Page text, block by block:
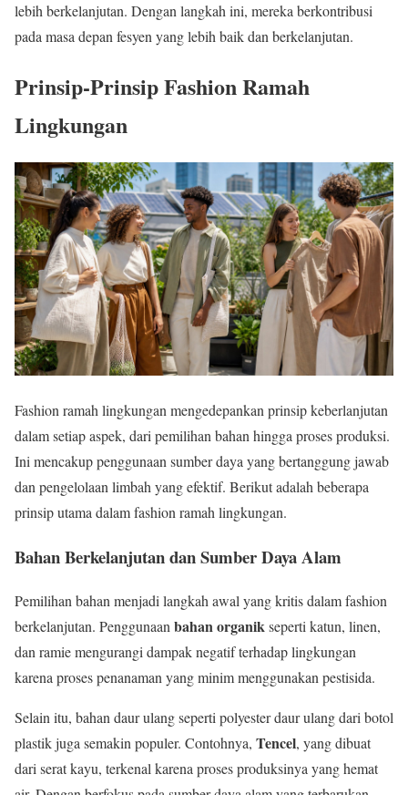
lebih berkelanjutan. Dengan langkah ini, mereka berkontribusi
pada masa depan fesyen yang lebih baik dan berkelanjutan.
Prinsip-Prinsip Fashion Ramah
Lingkungan
Fashion ramah lingkungan mengedepankan prinsip keberlanjutan
dalam setiap aspek, dari pemilihan bahan hingga proses produksi.
Ini mencakup penggunaan sumber daya yang bertanggung jawab
dan pengelolaan limbah yang efektif. Berikut adalah beberapa
prinsip utama dalam fashion ramah lingkungan.
Bahan Berkelanjutan dan Sumber Daya Alam
Pemilihan bahan menjadi langkah awal yang kritis dalam fashion
berkelanjutan. Penggunaanbahan organikseperti katun, linen,
dan ramie mengurangi dampak negatif terhadap lingkungan
karena proses penanaman yang minim menggunakan pestisida.
Selain itu, bahan daur ulang seperti polyester daur ulang dari botol
plastik juga semakin populer. Contohnya, Tencel, yang dibuat
dari serat kayu, terkenal karena proses produksinya yang hemat